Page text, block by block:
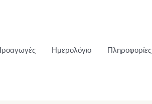
Ημερολόγιο Πληροφορίες